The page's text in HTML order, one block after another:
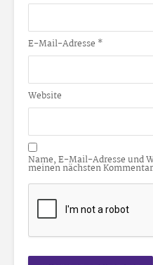
E-Mail-Adresse *
Website
Name, E-Mail-Adresse und
meinen nächsten